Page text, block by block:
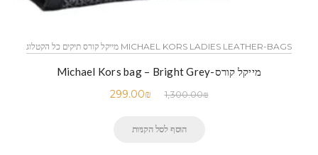
MICHAEL KORS LADIES LEATHER-BAGS מייקל קורס תיקים כל הקטלוג
מייקל קורס-Michael Kors bag – Bright Grey
1,300.00₪
299.00₪
הוסף לסל הקניות